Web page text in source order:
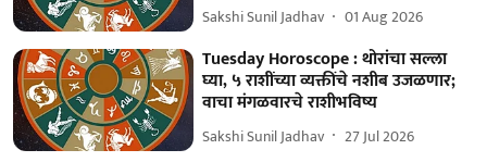
Sakshi Sunil Jadhav 01 Aug 2026
Tuesday Horoscope : थोरांचा सल्ला
घ्या, ५ राशींच्या व्यक्तींचे नशीब उजळणार;
वाचा मंगळवारचे राशीभविष्य
Sakshi Sunil Jadhav 27 Jul 2026